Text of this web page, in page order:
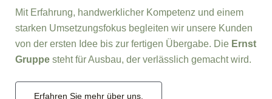
Mit Erfahrung, handwerklicher Kompetenz und einem
starken Umsetzungsfokus begleiten wir unsere Kunden
von der ersten Idee bis zur fertigen Übergabe. Die Ernst
Gruppe steht für Ausbau, der verlässlich gemacht wird.
Erfahren Sie mehr über uns.